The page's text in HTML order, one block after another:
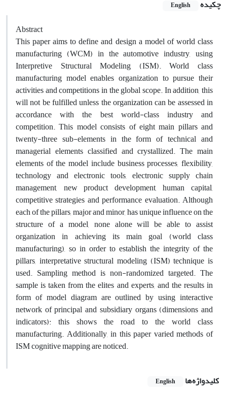
چکیده English
Abstract
This paper aims to define and design a model of world class
manufacturing (WCM) in the automotive industry, using
Interpretive Structural Modeling (ISM). World class
manufacturing model enables organization to pursue their
activities and competitions in the global scope. In addition, this
will not be fulfilled unless the organization can be assessed in
accordance with the best world-class industry and
competition. This model consists of eight main pillars and
twenty-three sub-elements in the form of technical and
managerial elements classified and crystallized. The main
elements of the model include business processes, flexibility,
technology and electronic tools, electronic supply chain
management, new product development, human capital,
competitive strategies and performance evaluation. Although
each of the pillars, major and minor, has unique influence on the
structure of a model, none alone will be able to assist
organization in achieving its main goal (world class
manufacturing), so in order to establish the integrity of the
pillars, interpretative structural modeling (ISM) technique is
used. Sampling method is non-randomized targeted. The
sample is taken from the elites and experts, and the results in
form of model diagram are outlined by using interactive
network of principal and subsidiary organs (dimensions and
indicators): this shows the road to the world class
manufacturing. Additionally, in this paper varied methods of
ISM cognitive mapping are noticed.
کلیدواژه‌ها English